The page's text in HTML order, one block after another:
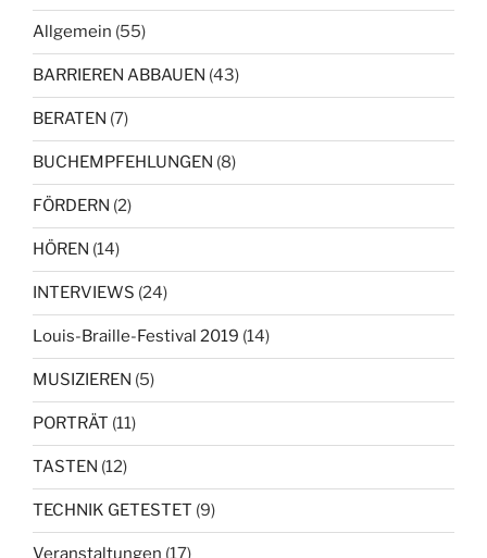
Allgemein (55)
BARRIEREN ABBAUEN (43)
BERATEN (7)
BUCHEMPFEHLUNGEN (8)
FÖRDERN (2)
HÖREN (14)
INTERVIEWS (24)
Louis-Braille-Festival 2019 (14)
MUSIZIEREN (5)
PORTRÄT (11)
TASTEN (12)
TECHNIK GETESTET (9)
Veranstaltungen (17)